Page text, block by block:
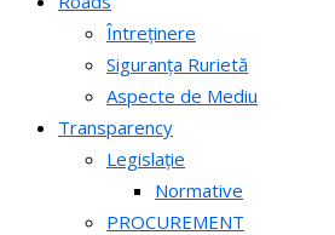
Întreținere
Siguranța Rurietă
Aspecte de Mediu
Transparency
Legislație
Normative
PROCUREMENT